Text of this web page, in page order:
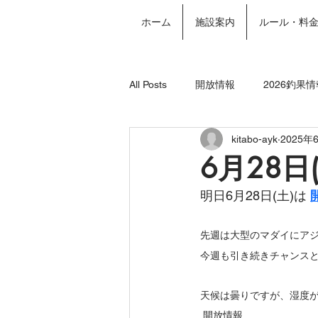
ホーム 施設案内 ルール・料金
All Posts 開放情報 2026釣果情
2024年釣果情報 年間パスポ
6月28日
kitabo-ayk 2025年
明日6月28日(土)は
先週は大型のマダイにア
今週も引き続きチャンス
天候は曇りですが、湿度
開放情報